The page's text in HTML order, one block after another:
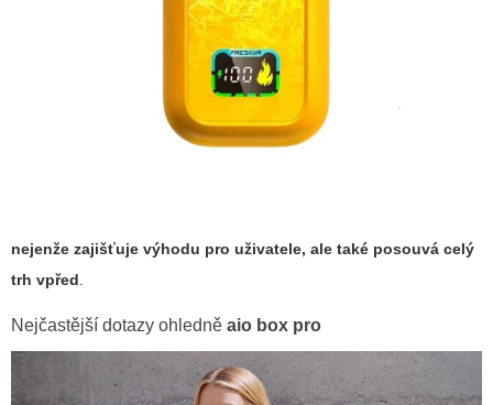
nejenže zajišťuje výhodu pro uživatele, ale také posouvá celý
trh vpřed.
Nejčastější dotazy ohledně aio box pro